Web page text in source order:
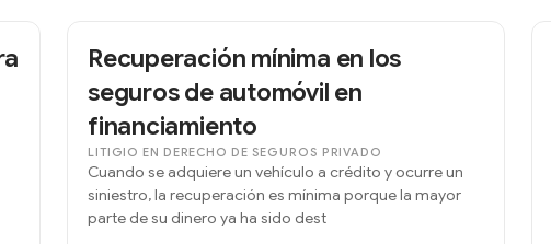
Recuperación mínima en los
seguros de automóvil en
financiamiento
LITIGIO EN DERECHO DE SEGUROS PRIVADO
Cuando se adquiere un vehículo a crédito y ocurre un
siniestro, la recuperación es mínima porque la mayor
parte de su dinero ya ha sido dest